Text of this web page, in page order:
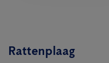
Rattenplaag